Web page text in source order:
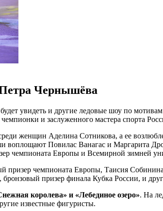
Чернышёва
увидеть и другие ледовые шоу по
и заслуженного мастера спорта
женщин Аделина Сотникова, а ее
Повилас Ванагас и Маргарита
чемпионата Европы и Всемирной зимней
чемпионата Европы, Таисия
призер финала Кубка России, и
королева» и «Лебединое озеро». На
известные фигуристы.